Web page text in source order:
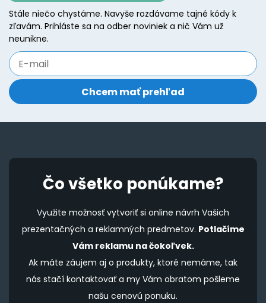
be
chosen
product
page
Stále niečo chystáme. Navyše rozdávame tajné kódy k
zľavám. Prihláste sa na odber noviniek a nič Vám už
neunikne.
Čo všetko ponúkame?
Využite možnosť vytvoriť si online návrh Vašich
prezentačných a reklamných predmetov. Potlačíme
Vám reklamu na čokoľvek.
Ak máte záujem aj o produkty, ktoré nemáme, tak
nás stačí kontaktovať a my Vám obratom pošleme
našu cenovú ponuku.